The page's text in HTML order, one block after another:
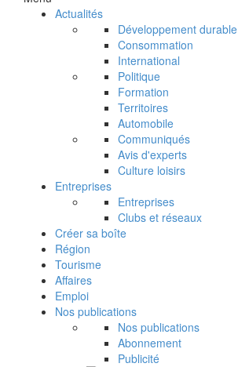
Actualités
Développement durable
Consommation
International
Politique
Formation
Territoires
Automobile
Communiqués
Avis d'experts
Culture loisirs
Entreprises
Entreprises
Clubs et réseaux
Créer sa boîte
Région
Tourisme
Affaires
Emploi
Nos publications
Nos publications
Abonnement
Publicité